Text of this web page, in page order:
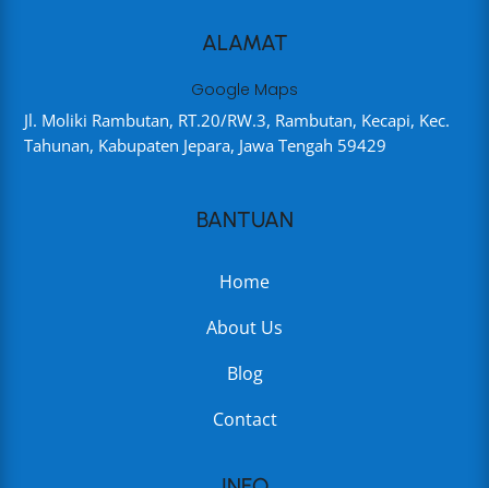
ALAMAT
Google Maps
Jl. Moliki Rambutan, RT.20/RW.3, Rambutan, Kecapi, Kec.
Tahunan, Kabupaten Jepara, Jawa Tengah 59429
BANTUAN
Home
About Us
Blog
Contact